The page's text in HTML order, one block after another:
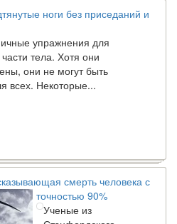
ноги без приседаний и
упражнения для
тела. Хотя они
они не могут быть
всех. Некоторые...
смерть человека с
точностью 90%
Ученые из
Стэнфордского